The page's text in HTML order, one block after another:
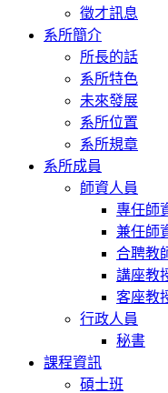
徵才訊息
系所簡介
所長的話
系所特色
未來發展
系所位置
系所規章
系所成員
師資人員
專任師
兼任師
合聘教
講座教
客座教
行政人員
秘書
課程資訊
碩士班